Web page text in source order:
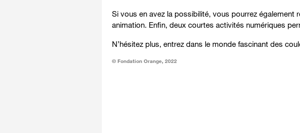
Si vous en avez la possibilité, vous pourrez
animation. Enfin, deux courtes activités numériques
N’hésitez plus, entrez dans le monde fascinant des
© Fondation Orange, 2022